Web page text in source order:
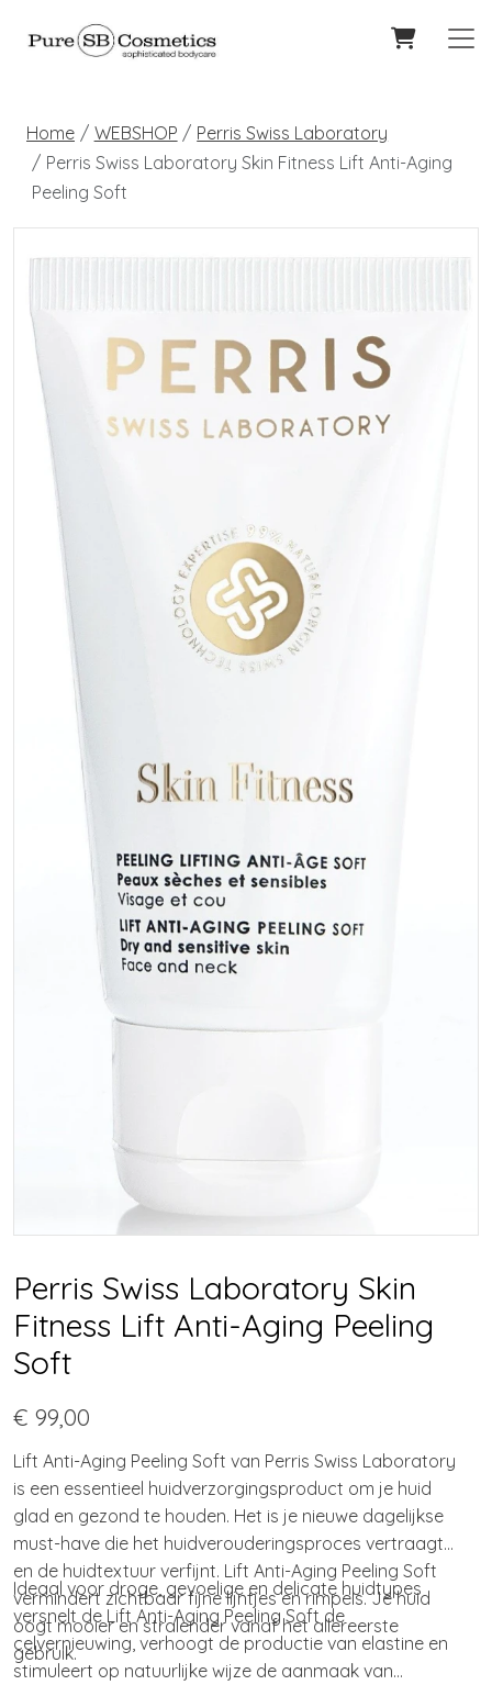
Home WEBSHOP
Perris Swiss Laboratory
Perris Swiss Laboratory Skin Fitness Lift Anti-Aging
Peeling Soft
Perris Swiss Laboratory Skin
Fitness Lift Anti-Aging Peeling
Soft
€ 99,00
Lift Anti-Aging Peeling Soft van Perris Swiss Laboratory
is een essentieel huidverzorgingsproduct om je huid
glad en gezond te houden. Het is je nieuwe dagelijkse
must-have die het huidverouderingsproces vertraagt
en de huidtextuur verfijnt. Lift Anti-Aging Peeling Soft
vermindert zichtbaar fijne lijntjes en rimpels. Je huid
oogt mooier en stralender vanaf het allereerste
gebruik.
Ideaal voor droge, gevoelige en delicate huidtypes
versnelt de Lift Anti-Aging Peeling Soft de
celvernieuwing, verhoogt de productie van elastine en
stimuleert op natuurlijke wijze de aanmaak van